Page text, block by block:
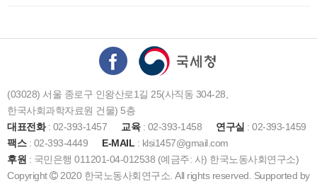
(03028) 서울 종로구 인왕산로1길 25(사직동 304-28,
한국사회과학자료원 건물) 5층
대표전화: 02-393-1457 교육: 02-393-1458 연구실 : 02-393-1459
팩스: 02-393-4449 E-MAIL : klsi1457@gmail.com
후원 : 국민은행 011201-04-012538 (예금주: 사) 한국노동사회연구소)
Copyright
2020 한국노동사회연구소. All rights reserved. Supported by